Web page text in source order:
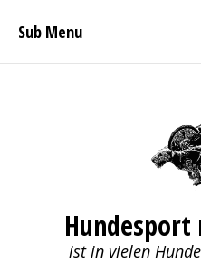
Sub Menu
ist in vielen